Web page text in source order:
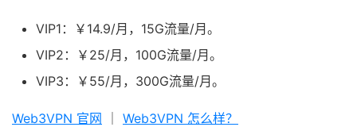
VIP1：￥14.9/月，15G流量/月。
VIP2：￥25/月，100G流量/月。
VIP3：￥55/月，300G流量/月。
Web3VPN 官网 Web3VPN 怎么样？